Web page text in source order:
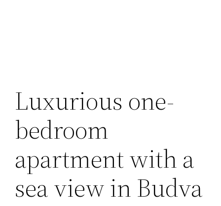
Luxurious one-
bedroom
apartment with a
sea view in Budva